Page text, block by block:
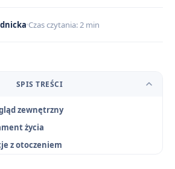
Czas czytania: 2 min
SPIS TREŚCI
zewnętrzny
życia
z otoczeniem